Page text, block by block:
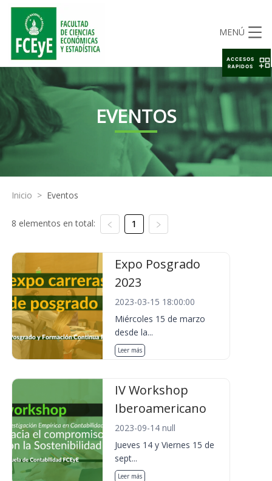
MENÚ
EVENTOS
Inicio > Eventos
8 elementos en total: 1
Expo Posgrado
2023
2023-03-15 18:00:00
Miércoles 15 de marzo
desde la...
Leer más
IV Workshop
Iberoamericano
2023-09-14 null
Jueves 14 y Viernes 15 de
sept...
Leer más
ACCESOS
RAPIDOS